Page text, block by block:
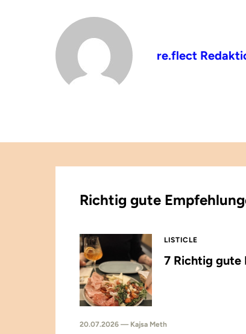
re.flect
Richtig gute
LISTICLE
7 Richtig gute
20.07.2026 — Kajsa Meth